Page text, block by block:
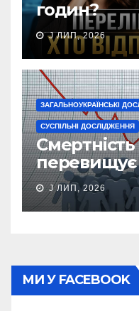
годин?
J ЛИП, 2026
ЗАГАЛЬНОУКРАЇНСЬКІ
СУСПІЛЬНІ ДОСЛІДЖЕННЯ
перевищує
J ЛИП, 2026
МИ У FACEBOOK